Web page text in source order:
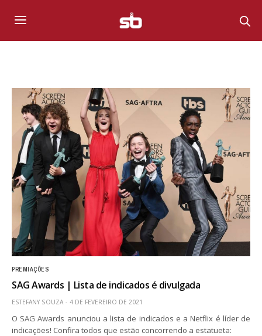
PREMIAÇÕES
SAG Awards | Lista de indicados é divulgada
ESTEFANY SOUZA 4 DE FEVEREIRO DE 2021
O SAG Awards anunciou a lista de indicados e a Netflix é líder de
indicações! Confira todos que estão concorrendo a estatueta: